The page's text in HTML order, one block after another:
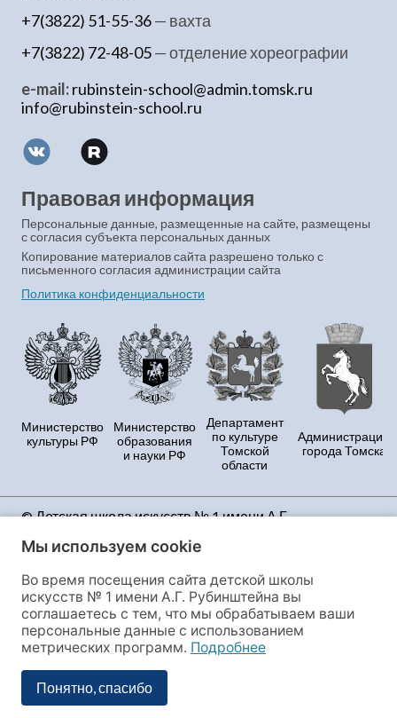
+7(3822) 51-55-36— вахта
+7(3822) 72-48-05— отделение хореографии
e-mail:rubinstein-school@admin.tomsk.ru
info@rubinstein-school.ru
Правовая информация
Персональные данные, размещенные на сайте, размещены
с согласия субъекта персональных данных
Копирование материалов сайта разрешено только с
письменного согласия администрации сайта
Политика конфиденциальности
Министерство
культуры РФ
Министерство
образования
и науки РФ
Департамент
по культуре
Томской
области
Администрация
города Томска
© Детская школа искусств № 1 имени А.Г.
сайт, Вы принимаете условия Политики
на сбор и обработку персональных данных и файлов
cookies, этот сайт использует сервис веб-аналитики
«Яндекс.Метрика», предоставляемый ООО
«ЯНДЕКС», 119021, Россия, Москва, ул. Л. Толстого, 16.
Если Вы не согласны с данными условиями, Вы
обязаны покинуть сайт или отключить настройки в
своем браузере
Мы используем cookie
Во время посещения сайта детской школы
искусств № 1 имени А.Г. Рубинштейна вы
соглашаетесь с тем, что мы обрабатываем ваши
персональные данные с использованием
метрических программ. Подробнее
Понятно, спасибо